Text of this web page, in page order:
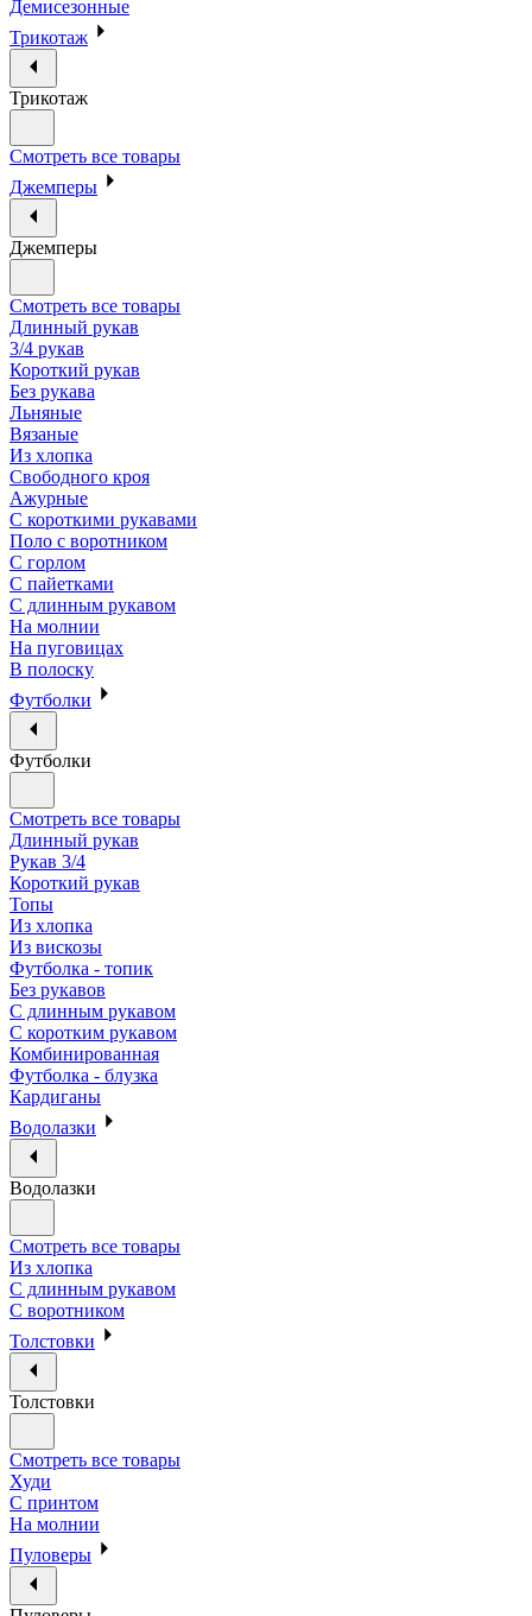
Демисезонные
Трикотаж
Трикотаж
Смотреть все товары
Джемперы
Джемперы
Смотреть все товары
Длинный рукав
3/4 рукав
Короткий рукав
Без рукава
Льняные
Вязаные
Из хлопка
Свободного кроя
Ажурные
С короткими рукавами
Поло с воротником
С горлом
С пайетками
С длинным рукавом
На молнии
На пуговицах
В полоску
Футболки
Футболки
Смотреть все товары
Длинный рукав
Рукав 3/4
Короткий рукав
Топы
Из хлопка
Из вискозы
Футболка - топик
Без рукавов
С длинным рукавом
С коротким рукавом
Комбинированная
Футболка - блузка
Кардиганы
Водолазки
Водолазки
Смотреть все товары
Из хлопка
С длинным рукавом
С воротником
Толстовки
Толстовки
Смотреть все товары
Худи
С принтом
На молнии
Пуловеры